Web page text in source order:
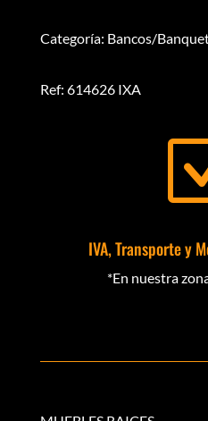
Categoría: Bancos/
Ref: 614626 IXA
IVA, Transporte y
*En nuestra